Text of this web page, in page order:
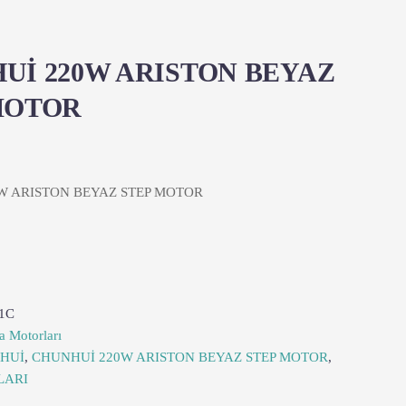
220W ARISTON BEYAZ
ARISTON BEYAZ STEP MOTOR
Motorları
, CHUNHUİ 220W ARISTON BEYAZ STEP MOTOR,